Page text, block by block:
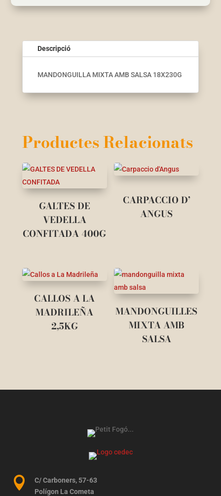
Descripció
MANDONGUILLA MIXTA AMB SALSA 18X230G
Productes Relacionats
GALTES DE
VEDELLA
CONFITADA 400G
CARPACCIO D’
ANGUS
CALLOS A LA
MADRILEÑA
2,5KG
MANDONGUILLES
MIXTA AMB
SALSA

C/ Carboners, 57-63
Polígon La Cometa